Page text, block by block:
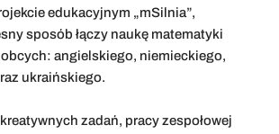
edukacyjnym „mSilnia”,
sposób łączy naukę matematyki
angielskiego, niemieckiego,
ukraińskiego.
zadań, pracy zespołowej